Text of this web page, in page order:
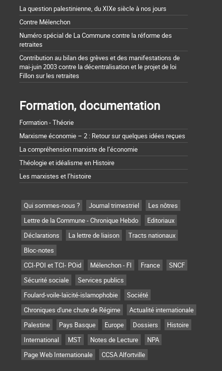
La question palestinienne, du XIXe siècle à nos jours
Contre Mélenchon
Numéro spécial de La Commune contre la réforme des
retraites
Contribution au bilan des grèves et des manifestations de
mai-juin 2003 contre la décentralisation et le projet de loi
Fillon sur les retraites
Formation, documentation
Formation - Théorie
Marxisme économie – 2 : Retour sur quelques idées reçues
La compréhension marxiste de l’économie
Théologie et idéalisme en Histoire
Les marxistes et l’histoire
Qui sommes-nous ? Journal trimestriel
Les nôtres
Lettre de la Commune - Chronique Hebdo
Editoriaux
Déclarations
La lettre de liaison
Tracts nationaux
Bloc-notes
CCI-POI et TCI- POid
Mélenchon - FI France
SNCF
Sécurité sociale
Services publics
Foulard-voile-laïcité-islamophobie
Société
Chroniques d'une chute de Régime
Actualité internationale
Palestine
Pays Basque Europe Dossiers
Histoire
International
MST Notes de Lecture
NPA
Page Web Internationale
CCSA Alfortville